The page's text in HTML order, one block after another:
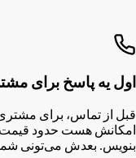
اول یه پاسخ برای
قبل از تماس، برای
امکانش هست حدود قیمت
بنویس. بعدش می‌تونی